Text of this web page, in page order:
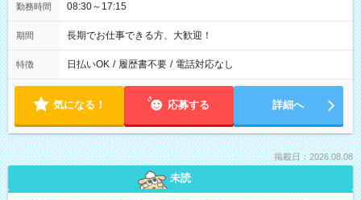
勤務時間 08:30～17:15
期間 長期でお仕事できる方、大歓迎！
特徴 日払いOK / 履歴書不要 / 電話対応なし
気になる！ 応募する 詳細へ
掲載日：2026.08.08
未読